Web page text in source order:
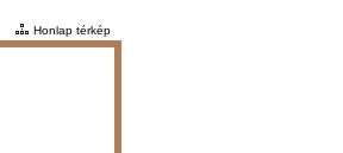
Honlap térkép